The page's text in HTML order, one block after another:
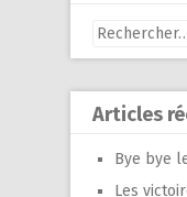
Rechercher :
Articles
Bye bye
Les